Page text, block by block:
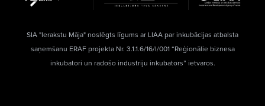
SIA "Ierakstu Māja" noslēgts līgums ar LIAA par inkubācijas atbalsta
saņemšanu ERAF projekta Nr. 3.1.1.6/16/I/001 “Reģionālie biznesa
inkubatori un radošo industriju inkubators” ietvaros.